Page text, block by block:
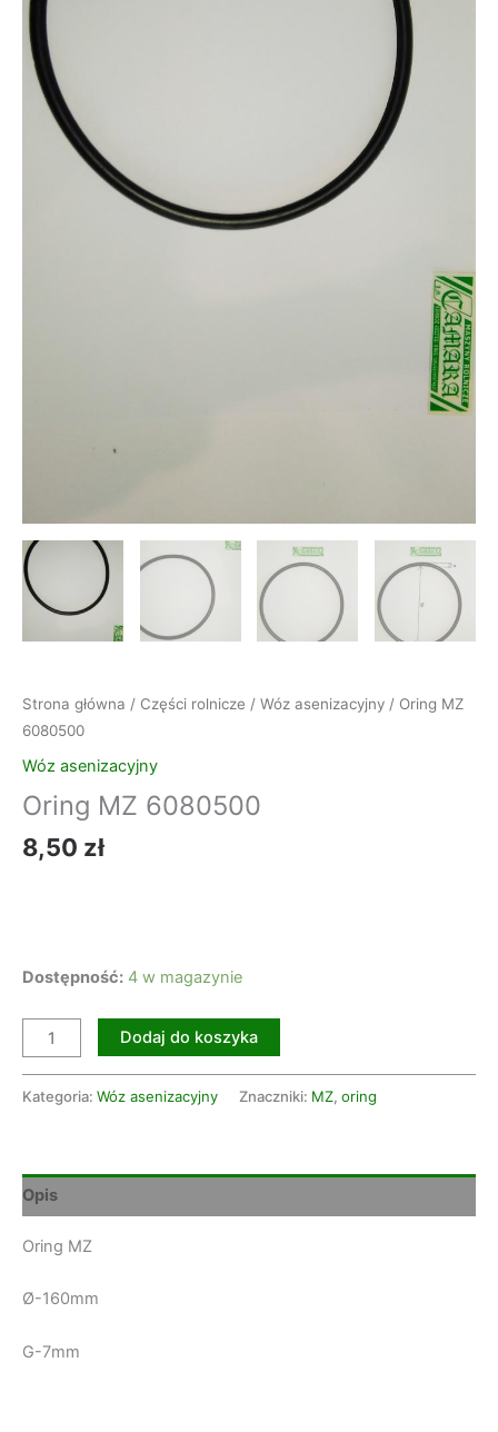
Strona główna / Części rolnicze / Wóz asenizacyjny / Oring MZ
6080500
Wóz asenizacyjny
Oring MZ 6080500
8,50 zł
Dostępność: 4 w magazynie
Dodaj do koszyka
Kategoria: Wóz asenizacyjny Znaczniki: MZ, oring
Opis
Oring MZ
Ø-160mm
G-7mm